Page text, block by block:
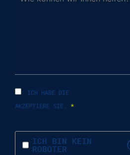
ICH HABE DIE
AKZEPTIERE SIE. *
ICH BIN KEIN
ROBOTER